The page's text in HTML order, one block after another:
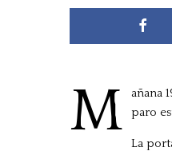
M añana
paro
La